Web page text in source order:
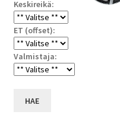
Keskireikä:
ET (offset):
Valmistaja:
HAE